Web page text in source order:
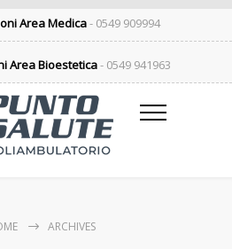
Area Medica- 0549 909994
Area Bioestetica- 0549 941963
ARCHIVES